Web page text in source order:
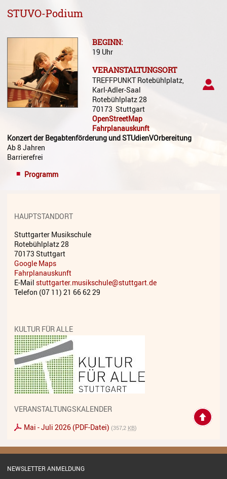
Instrumentenkarussell
Komposition
Musikproduktion, DJing und
Recording
Musiktheater - Stage
Coaching
Tasteninstrumente
Ensembles
Talentförderung
Gebühren
Ermäßigungen
Fördermöglichkeiten
STUVO-Podium
BEGINN:
19 Uhr
VERANSTALTUNGSORT
TREFFPUNKT Rotebühlplatz,
Karl-Adler-Saal
Rotebühlplatz 28
70173 Stuttgart
OpenStreetMap
Fahrplanauskunft
Konzert der Begabtenförderung und STUdienVOrbereitung
Ab 8 Jahren
Barrierefrei
Programm
HAUPTSTANDORT
Stuttgarter Musikschule
Rotebühlplatz 28
70173 Stuttgart
Google Maps
Fahrplanauskunft
E-Mail stuttgarter.musikschule@stuttgart.de
Telefon (07 11) 21 66 62 29
KULTUR FÜR ALLE
VERANSTALTUNGSKALENDER
Mai - Juli 2026 (PDF-Datei) (357,2 KB)
NEWSLETTER ANMELDUNG